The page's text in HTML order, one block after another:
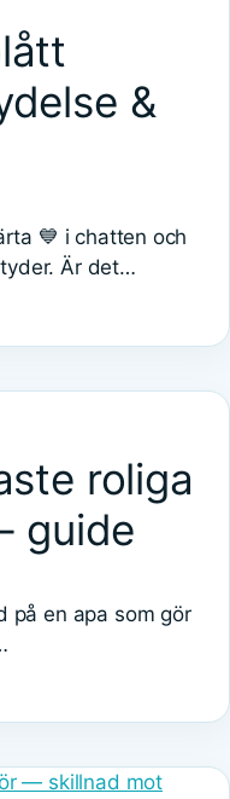
&
💙 i chatten och
Är det…
roliga
guide
på en apa som gör